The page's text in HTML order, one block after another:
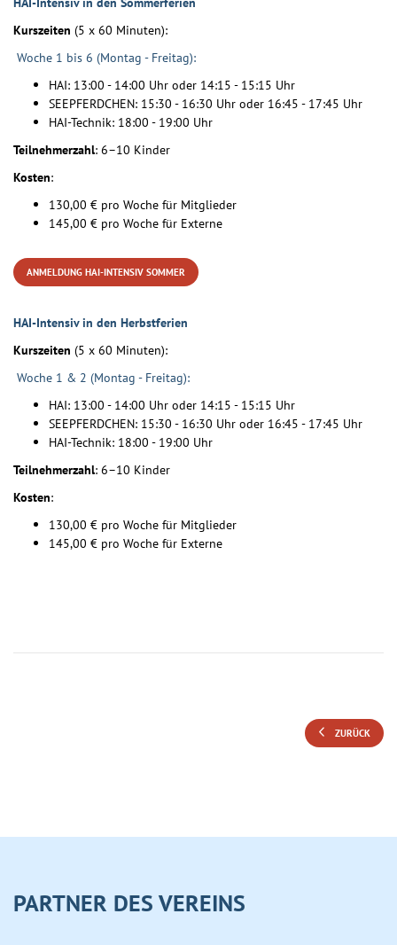
Kurszeiten (5 x 60 Minuten):
Woche 1 bis 6 (Montag - Freitag):
HAI: 13:00 - 14:00 Uhr oder 14:15 - 15:15 Uhr
SEEPFERDCHEN: 15:30 - 16:30 Uhr oder 16:45 - 17:45 Uhr
HAI-Technik: 18:00 - 19:00 Uhr
Teilnehmerzahl: 6–10 Kinder
Kosten:
130,00 € pro Woche für Mitglieder
145,00 € pro Woche für Externe
ANMELDUNG HAI-INTENSIV SOMMER
HAI-Intensiv in den Herbstferien
Kurszeiten (5 x 60 Minuten):
Woche 1 & 2 (Montag - Freitag):
HAI: 13:00 - 14:00 Uhr oder 14:15 - 15:15 Uhr
SEEPFERDCHEN: 15:30 - 16:30 Uhr oder 16:45 - 17:45 Uhr
HAI-Technik: 18:00 - 19:00 Uhr
Teilnehmerzahl: 6–10 Kinder
Kosten:
130,00 € pro Woche für Mitglieder
145,00 € pro Woche für Externe
ZURÜCK
PARTNER DES VEREINS